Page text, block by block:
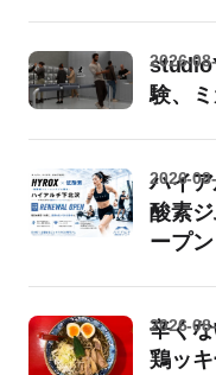
験、
2026-
ハイ
酸素
ープン
2026-
辛く
鶏ッ
2026-